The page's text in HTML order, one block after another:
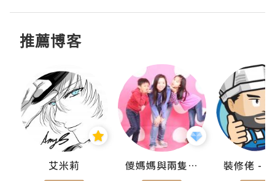
推薦博客
艾米莉 儍媽媽與兩隻小魔怪之家